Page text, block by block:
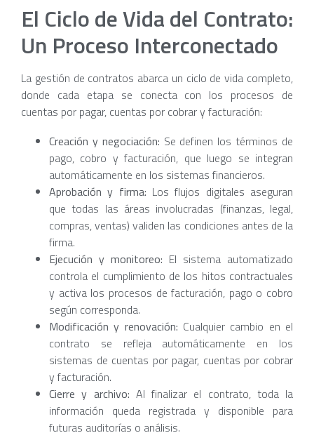
El Ciclo de Vida del Contrato:
Un Proceso Interconectado
La gestión de contratos abarca un ciclo de vida completo,
donde cada etapa se conecta con los procesos de
cuentas por pagar, cuentas por cobrar y facturación:
Creación y negociación: Se definen los términos de
pago, cobro y facturación, que luego se integran
automáticamente en los sistemas financieros.
Aprobación y firma: Los flujos digitales aseguran
que todas las áreas involucradas (finanzas, legal,
compras, ventas) validen las condiciones antes de la
firma.
Ejecución y monitoreo: El sistema automatizado
controla el cumplimiento de los hitos contractuales
y activa los procesos de facturación, pago o cobro
según corresponda.
Modificación y renovación: Cualquier cambio en el
contrato se refleja automáticamente en los
sistemas de cuentas por pagar, cuentas por cobrar
y facturación.
Cierre y archivo: Al finalizar el contrato, toda la
información queda registrada y disponible para
futuras auditorías o análisis.